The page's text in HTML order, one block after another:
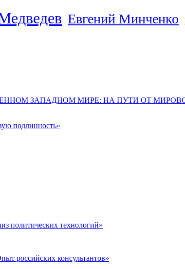
Евгений Минченко
ЗАПАДНОМ МИРЕ: НА ПУТИ ОТ
подлинность»
политических технологий»
российских консультантов»